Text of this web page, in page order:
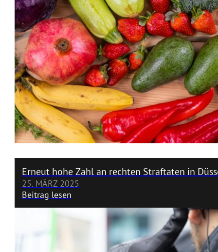
Erneut hohe Zahl an rechten Straftaten in
25. MÄRZ 2025
Beitrag lesen